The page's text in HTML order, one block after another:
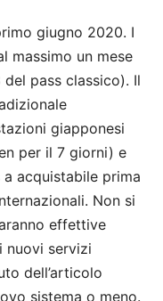
giugno 2020. I
massimo un mese
pass classico). Il
giapponesi
per il 7 giorni) e
acquistabile prima
Non si
effettive
nuovi servizi
dell’articolo
sistema o meno.